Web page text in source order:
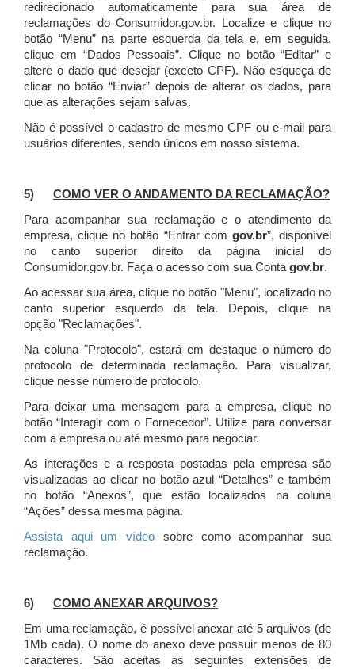
redirecionado automaticamente para sua área de
reclamações do Consumidor.gov.br.
Localize e clique no
botão “Menu” na parte esquerda da tela e, em seguida,
clique em “Dados Pessoais”. Clique no botão “Editar” e
altere o dado que desejar (exceto CPF). Não esqueça de
clicar no botão “Enviar” depois de alterar os dados, para
que as alterações sejam salvas.
Não é possível o cadastro de mesmo CPF ou e-mail para
usuários diferentes, sendo únicos em nosso sistema.
5) COMO VER O ANDAMENTO DA RECLAMAÇÃO?
Para acompanhar sua reclamação e o atendimento da
empresa, clique no botão “Entrar com gov.br”, disponível
no canto superior direito da página inicial do
Consumidor.gov.br. Faça o acesso com sua Contagov.br.
Ao acessar sua área, clique no botão "Menu", localizado no
canto superior esquerdo da tela. Depois, clique na
opção "Reclamações".
Na coluna "Protocolo", estará em destaque o número do
protocolo de determinada reclamação. Para visualizar,
clique nesse número de protocolo.
Para deixar uma mensagem para a empresa, clique no
botão “Interagir com o Fornecedor”. Utilize para conversar
com a empresa ou até mesmo para negociar.
As interações e a resposta postadas pela empresa são
visualizadas ao clicar no botão azul “Detalhes” e também
no botão “Anexos”, que estão localizados na coluna
“Ações” dessa mesma página.
Assista aqui um vídeo sobre como acompanhar sua
reclamação.
6) COMO ANEXAR ARQUIVOS?
Em uma reclamação, é possível anexar até 5 arquivos (de
1Mb cada). O nome do anexo deve possuir menos de 80
caracteres. São aceitas as seguintes extensões de